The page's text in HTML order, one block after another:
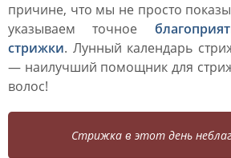
причине, что мы не просто
указываем точное
стрижки. Лунный календарь
— наилучший помощник для
волос!
Стрижка в этот день